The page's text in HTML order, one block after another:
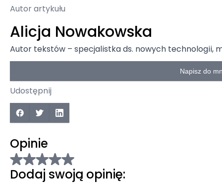
Autor artykułu
Alicja Nowakowska
Autor tekstów – specjalistka ds. nowych technologii,
Napisz do
Udostępnij
Opinie
Dodaj swoją opinię: